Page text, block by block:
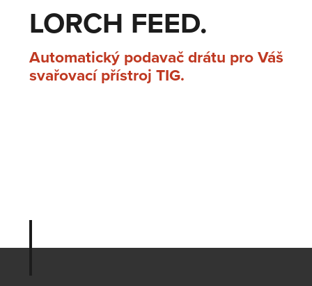
LORCH FEED.
Automatický podavač drátu pro Váš
svařovací přístroj TIG.